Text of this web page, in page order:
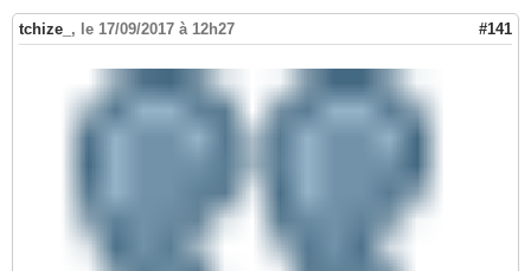
tchize_ , le 17/09/2017 à 12h27 #141